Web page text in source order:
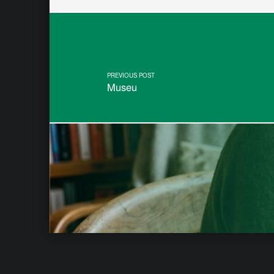
Post navigation
PREVIOUS POST
Museu